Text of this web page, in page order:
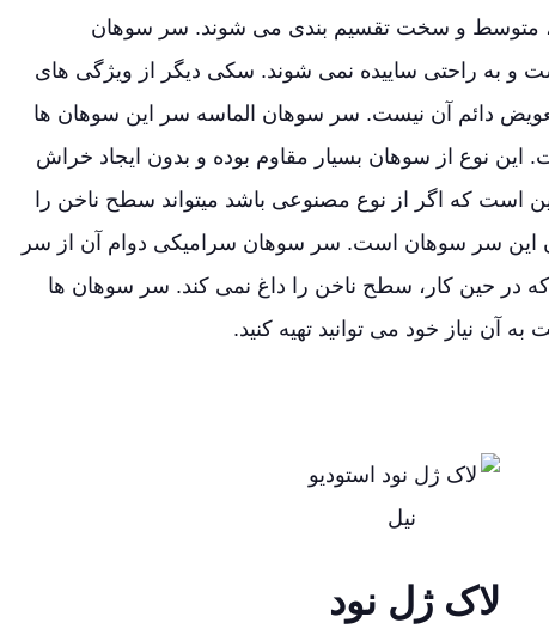
ها از نطر سختی به 3 دسته نرم ، متوسط و سخت تقسیم بندی می شوند. سر سوهان
و به راحتی ساییده نمی شوند. سکی دیگر از ویژگی های
دائم آن نیست. سر سوهان الماسه سر این سوهان ها
نوع از سوهان بسیار مقاوم بوده و بدون ایجاد خراش
است که اگر از نوع مصنوعی باشد میتواند سطح ناخن را
این سر سوهان است. سر سوهان سرامیکی دوام آن از سر
است که در حین کار، سطح ناخن را داغ نمی کند. سر سوهان ها
آن نیاز خود می توانید تهیه کنید.
لاک ژل نود